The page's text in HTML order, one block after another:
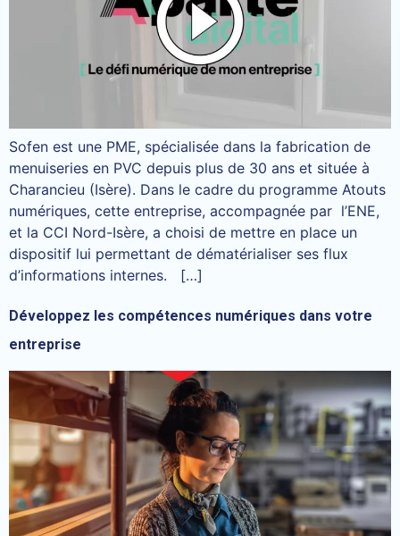
Sofen est une PME, spécialisée dans la fabrication de
menuiseries en PVC depuis plus de 30 ans et située à
Charancieu (Isère). Dans le cadre du programme Atouts
numériques, cette entreprise, accompagnée par l’ENE,
et la CCI Nord-Isère, a choisi de mettre en place un
dispositif lui permettant de dématérialiser ses flux
d’informations internes. […]
Développez les compétences numériques dans votre
entreprise